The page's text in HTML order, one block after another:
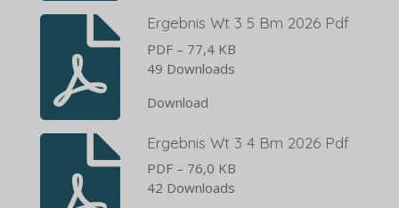
Ergebnis Wt 3 5 Bm 2026 Pdf
PDF – 77,4 KB
49 Downloads
Download
Ergebnis Wt 3 4 Bm 2026 Pdf
PDF – 76,0 KB
42 Downloads